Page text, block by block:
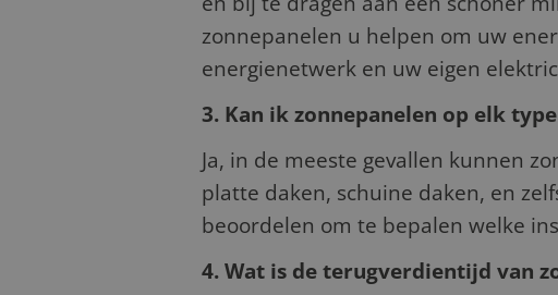
zonnepanelen u helpen om uw
energienetwerk en uw eigen
3. Kan ik zonnepanelen op elk
Ja, in de meeste gevallen kunnen
platte daken, schuine daken, en
beoordelen om te bepalen welke
4. Wat is de terugverdientijd van